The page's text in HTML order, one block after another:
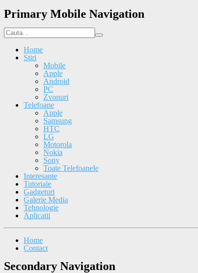
Primary Mobile Navigation
Home
Stiri
Mobile
Apple
Android
PC
Zvonuri
Telefoane
Apple
Samsung
HTC
LG
Motorola
Nokia
Sony
Toate Telefoanele
Interesante
Tutoriale
Gadgeturi
Galerie Media
Tehnologie
Aplicatii
Home
Contact
Secondary Navigation